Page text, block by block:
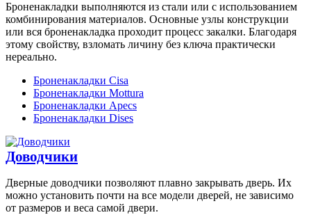
Броненакладки выполняются из стали или с использованием
комбинирования материалов. Основные узлы конструкции
или вся броненакладка проходит процесс закалки. Благодаря
этому свойству, взломать личину без ключа практически
нереально.
Броненакладки Cisa
Броненакладки Mottura
Броненакладки Apecs
Броненакладки Dises
Доводчики
Дверные доводчики позволяют плавно закрывать дверь. Их
можно установить почти на все модели дверей, не зависимо
от размеров и веса самой двери.